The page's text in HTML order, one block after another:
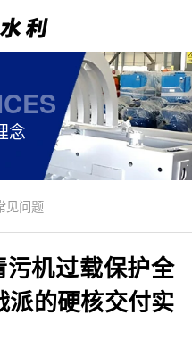
念
见问题
机过载保护全
派的硬核交付实